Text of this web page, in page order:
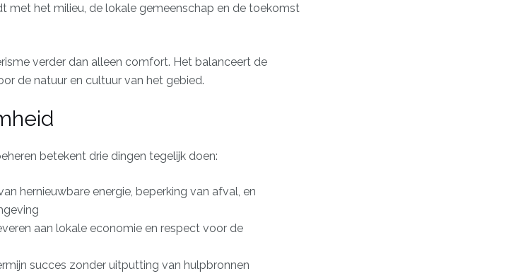
met het milieu, de lokale gemeenschap en de toekomst
verder dan alleen comfort. Het balanceert de
de natuur en cultuur van het gebied.
betekent drie dingen tegelijk doen:
hernieuwbare energie, beperking van afval, en
aan lokale economie en respect voor de
succes zonder uitputting van hulpbronnen